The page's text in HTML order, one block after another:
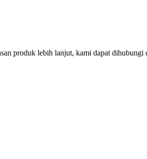
produk lebih lanjut, kami dapat